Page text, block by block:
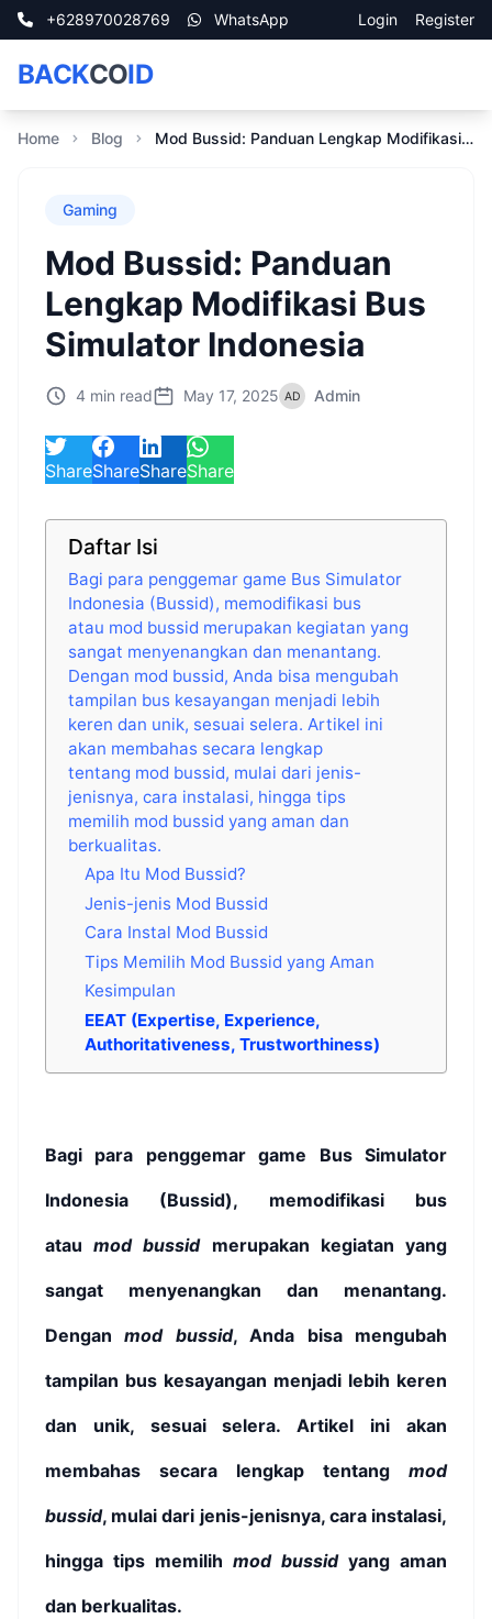
+628970028769 WhatsApp Login Register
BACKCOID
Home Blog Mod Bussid: Panduan Lengkap Modifikasi Bus Simulator Indonesia
Gaming
Mod Bussid: Panduan
Lengkap Modifikasi Bus
Simulator Indonesia
4 min read May 17, 2025 Admin
ShareShareShareShare
Daftar Isi
Bagi para penggemar game Bus Simulator
Indonesia (Bussid), memodifikasi bus
atau mod bussid merupakan kegiatan yang
sangat menyenangkan dan menantang.
Dengan mod bussid, Anda bisa mengubah
tampilan bus kesayangan menjadi lebih
keren dan unik, sesuai selera. Artikel ini
akan membahas secara lengkap
tentang mod bussid, mulai dari jenis-
jenisnya, cara instalasi, hingga tips
memilih mod bussid yang aman dan
berkualitas.
Apa Itu Mod Bussid?
Jenis-jenis Mod Bussid
Cara Instal Mod Bussid
Tips Memilih Mod Bussid yang Aman
Kesimpulan
EEAT (Expertise, Experience,
Authoritativeness, Trustworthiness)
Bagi para penggemar game Bus Simulator
Indonesia (Bussid), memodifikasi bus
ataumod bussidmerupakan kegiatan yang
sangat menyenangkan dan menantang.
Denganmod bussid, Anda bisa mengubah
tampilan bus kesayangan menjadi lebih keren
dan unik, sesuai selera. Artikel ini akan
membahas secara lengkap tentang mod
bussid, mulai dari jenis-jenisnya, cara instalasi,
hingga tips memilih mod bussidyang aman
dan berkualitas.